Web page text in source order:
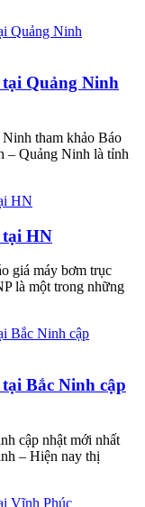
Quảng Ninh
tham khảo Báo
– Quảng Ninh là tỉnh
tại HN
giá máy bơm trục
là một trong những
Bắc Ninh cập
cập nhật mới nhất
– Hiện nay thị